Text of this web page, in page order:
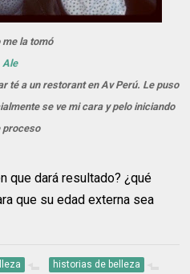
me la tomó
Ale
té a un restorant en Av Perú. Le puso
se ve mi cara y pelo iniciando
proceso
que dará resultado? ¿qué
que su edad externa sea
historias de belleza